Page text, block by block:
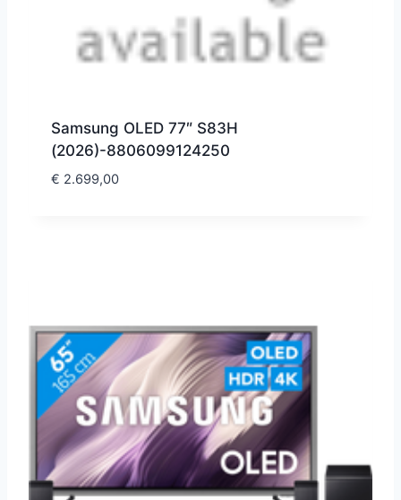
Samsung OLED 77″ S83H
(2026)-8806099124250
€ 2.699,00